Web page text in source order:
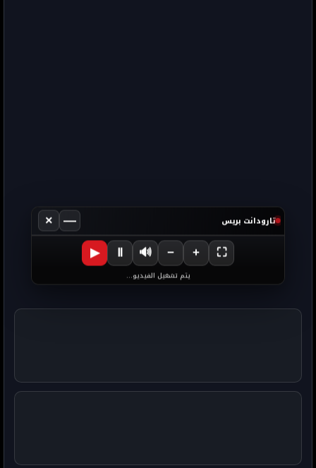
تارودانت بريس —
×
▶ Ⅱ 🔊 − + ⛶
يتم تشغيل الفيديو...